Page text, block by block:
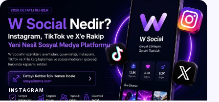
INSTAGRAM